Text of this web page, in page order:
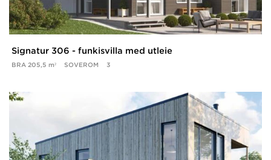
Signatur 306 - funkisvilla med utleie
BRA 205,5 m² SOVEROM 3